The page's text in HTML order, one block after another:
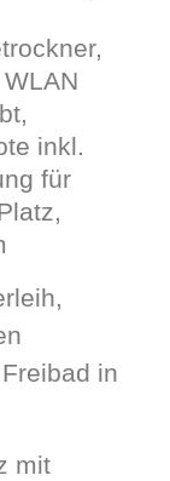
inkl.
für
in
mit